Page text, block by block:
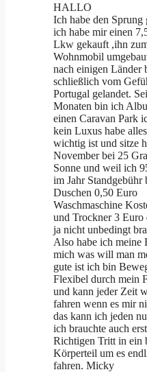
HALLO
Ich habe den Sprung
ich habe mir einen
Lkw gekauft ,ihn
Wohnmobil
nach einigen Länder
schließlich vom
Portugal gelandet.
Monaten bin ich
einen Caravan Park
kein Luxus habe
wichtig ist und sitze
November bei 25
Sonne und weil ich
im Jahr Standgebühr
Duschen 0,50 Euro
Waschmaschine
und Trockner 3 Euro
ja nicht unbedingt
Also habe ich meine
mich was will man
gute ist ich bin
Flexibel durch mein
und kann jeder Zeit
fahren wenn es mir
das kann ich jeden
ich brauchte auch
Richtigen Tritt in ein
Körperteil um es
fahren. Micky